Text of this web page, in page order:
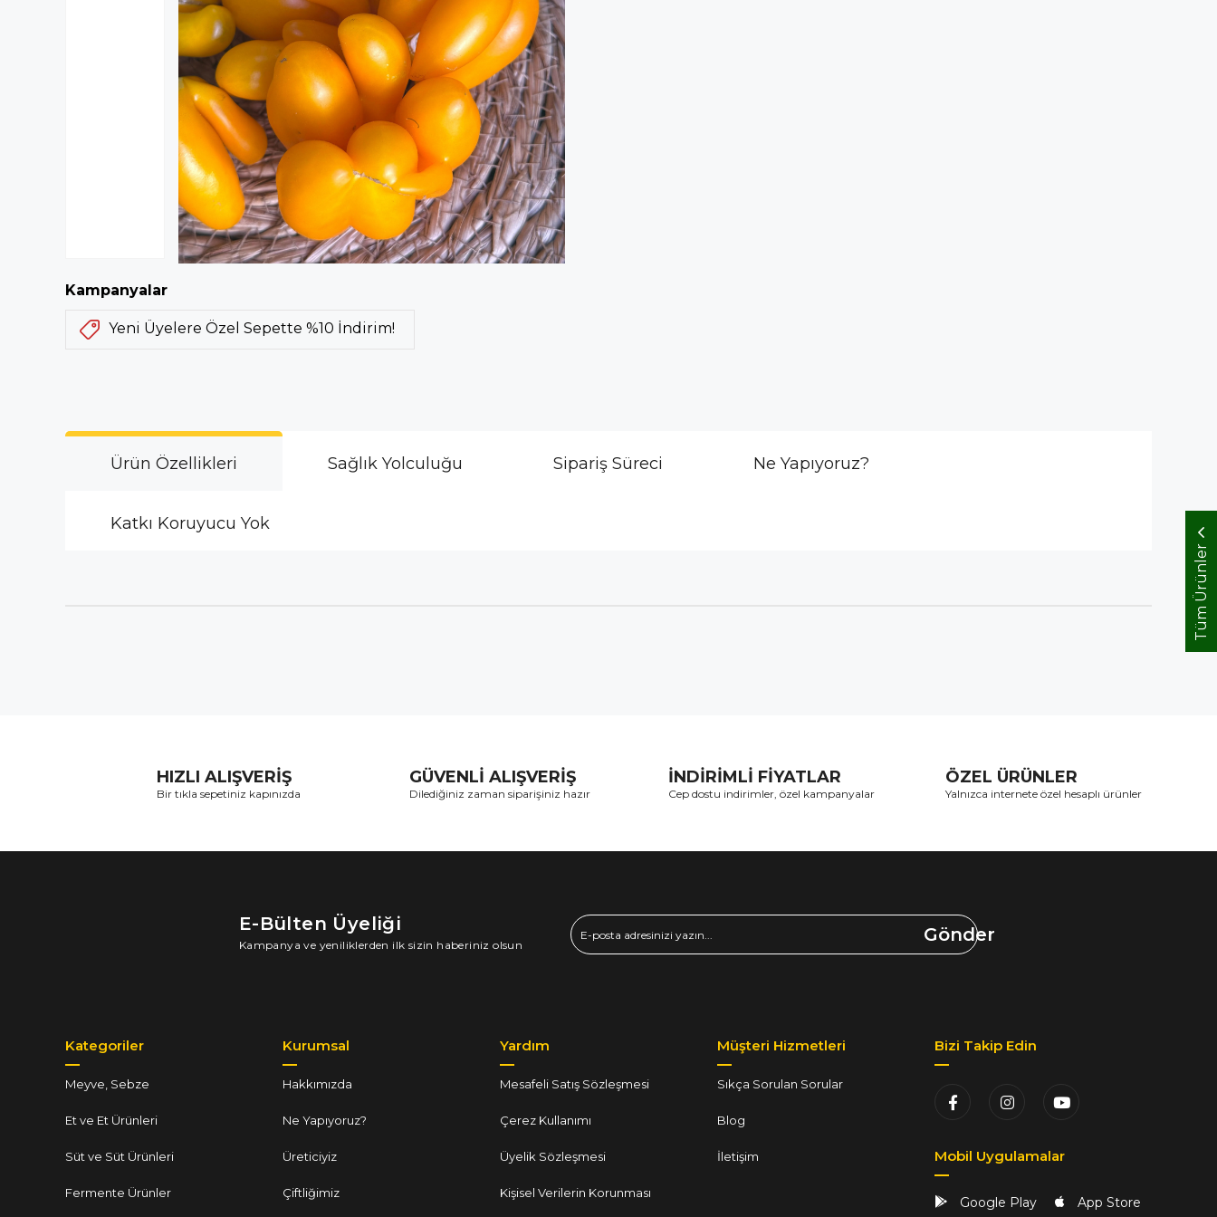
Tüm Ürünler
Kampanyalar
Yeni Üyelere Özel Sepette %10 İndirim!
Ürün Özellikleri Sağlık Yolculuğu Sipariş Süreci Ne Yapıyoruz?
Katkı Koruyucu Yok
HIZLI ALIŞVERİŞ
Bir tıkla sepetiniz kapınızda
GÜVENLİ ALIŞVERİŞ
Dilediğiniz zaman siparişiniz hazır
İNDİRİMLİ FİYATLAR
Cep dostu indirimler, özel kampanyalar
ÖZEL ÜRÜNLER
Yalnızca internete özel hesaplı ürünler
E-Bülten Üyeliği
Kampanya ve yeniliklerden ilk sizin haberiniz olsun Gönder
Kategoriler
Meyve, Sebze
Et ve Et Ürünleri
Süt ve Süt Ürünleri
Fermente Ürünler
Kurumsal
Hakkımızda
Ne Yapıyoruz?
Üreticiyiz
Çiftliğimiz
Yardım
Mesafeli Satış Sözleşmesi
Çerez Kullanımı
Üyelik Sözleşmesi
Kişisel Verilerin Korunması
Müşteri Hizmetleri
Sıkça Sorulan Sorular
Blog
İletişim
Bizi Takip Edin
Mobil Uygulamalar
Google Play App Store